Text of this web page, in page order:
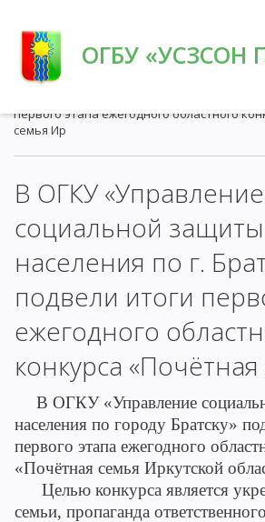
ОГБУ «УСЗСОН
Главная
первого этапа ежегодного областного
семья Ир
В ОГКУ «Управление
социальной защиты
населения по г.
подвели итоги
ежегодного
конкурса
В ОГКУ «Управление
населения по городу Братску»
первого этапа ежегодного
«Почётная семья Иркутской
Целью конкурса является
семьи, пропаганда